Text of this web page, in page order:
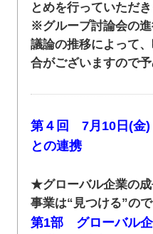
とめを行っていただき
※グループ討論会の
議論の推移によって
合がございますので
第４回 7月10日(金)
との連携
★グローバル企業の成
事業は“見つける”の
第1部 グローバル